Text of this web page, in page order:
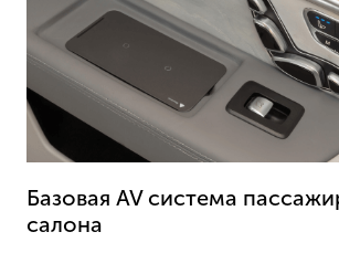
Базовая AV система
салона